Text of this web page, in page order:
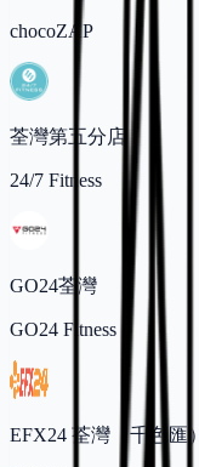
chocoZAP
荃灣第五分店
24/7 Fitness
GO24荃灣
GO24 Fitness
EFX24 荃灣（千色匯）